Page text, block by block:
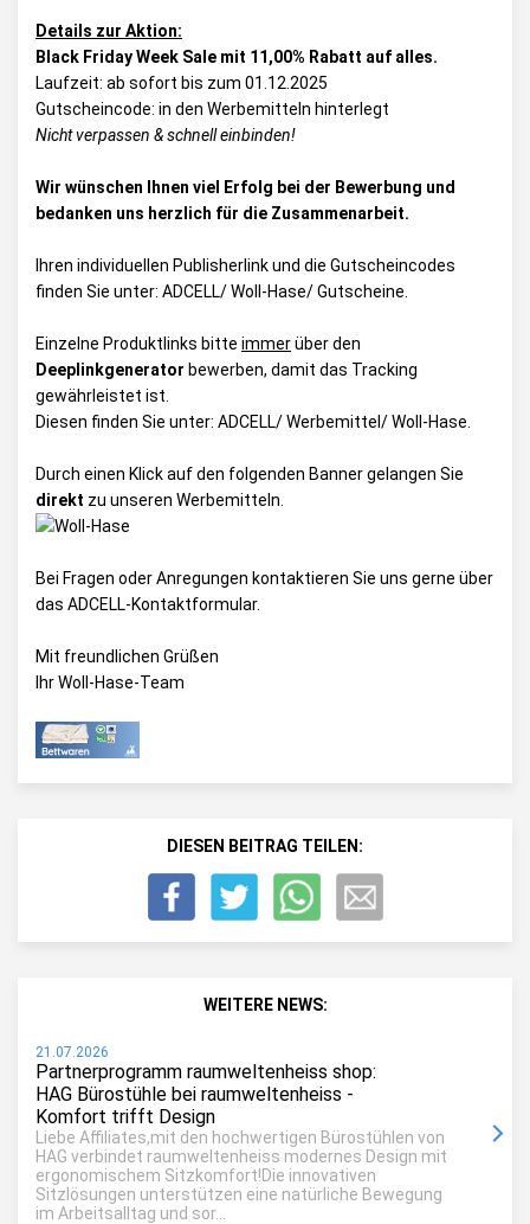
Details zur Aktion:
Black Friday Week Sale mit 11,00% Rabatt auf alles.
Laufzeit: ab sofort bis zum 01.12.2025
Gutscheincode: in den Werbemitteln hinterlegt
Nicht verpassen & schnell einbinden!
Wir wünschen Ihnen viel Erfolg bei der Bewerbung und
bedanken uns herzlich für die Zusammenarbeit.
Ihren individuellen Publisherlink und die Gutscheincodes
finden Sie unter: ADCELL/ Woll-Hase/ Gutscheine
Einzelne Produktlinks bitte immerüber den
Deeplinkgenerator bewerben, damit das Tracking
gewährleistet ist.
Diesen finden Sie unter: ADCELL/ Werbemittel/ Woll-Hase
Durch einen Klick auf den folgenden Banner gelangen Sie
direkt zu unseren Werbemitteln.
Bei Fragen oder Anregungen kontaktieren Sie uns gerne über
das ADCELL-Kontaktformular.
Mit freundlichen Grüßen
Ihr Woll-Hase-Team
DIESEN BEITRAG TEILEN:
WEITERE NEWS:
21.07.2026
Partnerprogramm raumweltenheiss shop:
HAG Bürostühle bei raumweltenheiss -
Komfort trifft Design
Liebe Affiliates,mit den hochwertigen Bürostühlen von
HAG verbindet raumweltenheiss modernes Design mit
ergonomischem Sitzkomfort!Die innovativen
Sitzlösungen unterstützen eine natürliche Bewegung
im Arbeitsalltag und sor...